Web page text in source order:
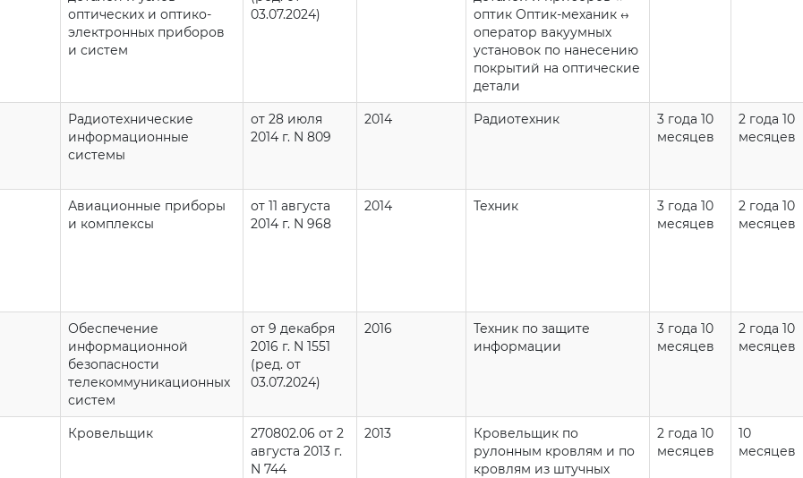
оптических и оптико-
электронных приборов
и систем
03.07.2024)
оптик Оптик-механик ↔️
оператор вакуумных
установок по нанесению
покрытий на оптические
детали
Радиотехнические
информационные
системы
от 28 июля
2014 г. N 809
2014 Радиотехник
3 года 10
месяцев
2 года 10
месяцев
Авиационные приборы
и комплексы
от 11 августа
2014 г. N 968
2014 Техник
3 года 10
месяцев
2 года 10
месяцев
Обеспечение
информационной
безопасности
телекоммуникационных
систем
от 9 декабря
2016 г. N 1551
(ред. от
03.07.2024)
2016
Техник по защите
информации
3 года 10
месяцев
2 года 10
месяцев
Кровельщик
270802.06 от 2
августа 2013 г.
N 744
2013
Кровельщик по
рулонным кровлям и по
кровлям из штучных
2 года 10
месяцев
10
месяцев